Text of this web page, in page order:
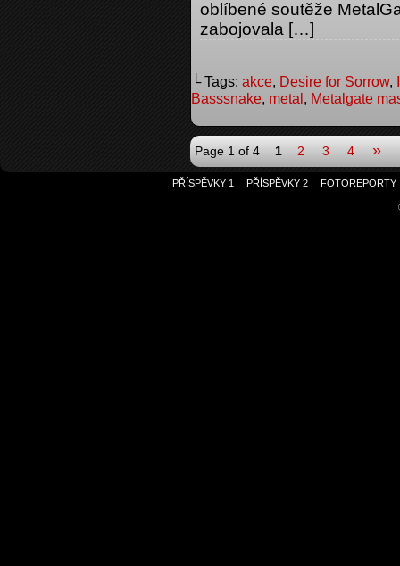
oblíbené soutěže
zabojovala […]
└ Tags: akce, Desire for Sorrow,
Basssnake, metal, Metalgate
Page 1 of 4 1 2 3 4 »
PŘÍSPĚVKY 1 PŘÍSPĚVKY 2 FOTOREPORTY